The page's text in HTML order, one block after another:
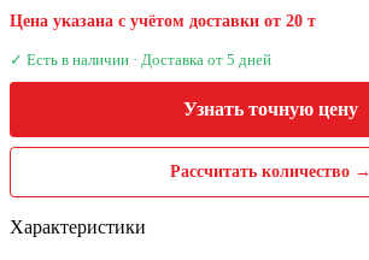
Цена указана с учётом доставки от 20 т
✓ Есть в наличии · Доставка от 5 дней
Узнать точную цену
Рассчитать количество →
Характеристики